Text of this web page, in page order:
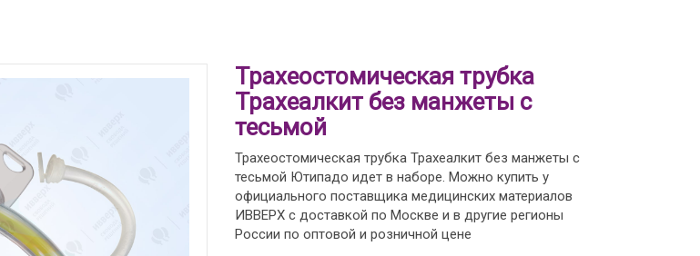
Трахеостомическая трубка
Трахеалкит без манжеты с
тесьмой
Трахеостомическая трубка Трахеалкит без манжеты с
тесьмой Ютипадо идет в наборе. Можно купить у
официального поставщика медицинских материалов
ИВВЕРХ с доставкой по Москве и в другие регионы
России по оптовой и розничной цене